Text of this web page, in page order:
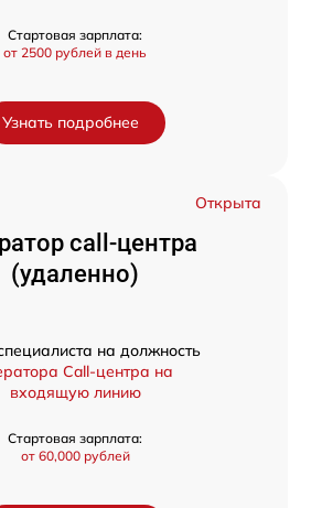
Стартовая зарплата:
от 2500 рублей в день
Узнать подробнее
Открыта
call-центра
(удаленно)
на должность
Call-центра на
входящую линию
Стартовая зарплата:
от 60,000 рублей